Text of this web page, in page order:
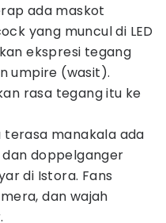
ada maskot
yang muncul di LED
ekspresi tegang
umpire (wasit).
rasa tegang itu ke
manakala ada
doppelganger
di Istora. Fans
dan wajah